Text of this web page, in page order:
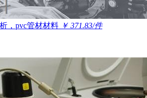
，pvc管材材料 ￥ 371.83/件